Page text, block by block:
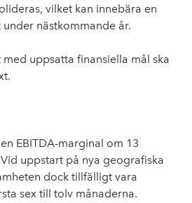
vilket kan innebära en
nästkommande år.
uppsatta finansiella mål ska
EBITDA-marginal om 13
uppstart på nya geografiska
dock tillfälligt vara
sex till tolv månaderna.